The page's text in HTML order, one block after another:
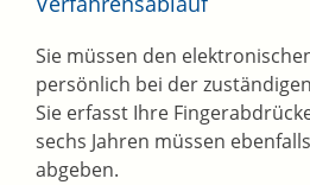
Sie müssen den
persönlich bei der
Sie erfasst Ihre
sechs Jahren müssen
abgeben.